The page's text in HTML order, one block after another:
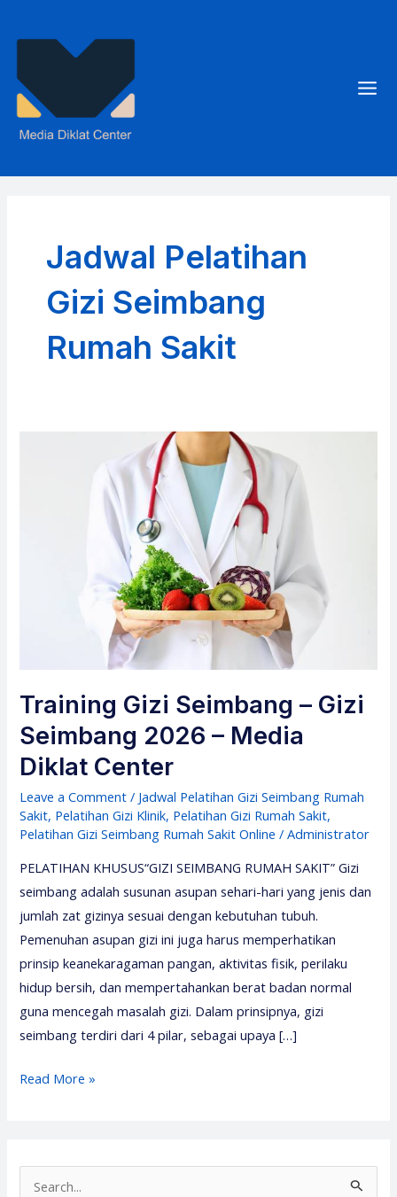
Jadwal Pelatihan
Gizi Seimbang
Rumah Sakit
Training Gizi Seimbang – Gizi
Seimbang 2026 – Media
Diklat Center
Leave a Comment / Jadwal Pelatihan Gizi Seimbang Rumah
Sakit, Pelatihan Gizi Klinik, Pelatihan Gizi Rumah Sakit,
Pelatihan Gizi Seimbang Rumah Sakit Online /Administrator
PELATIHAN KHUSUS“GIZI SEIMBANG RUMAH SAKIT” Gizi
seimbang adalah susunan asupan sehari-hari yang jenis dan
jumlah zat gizinya sesuai dengan kebutuhan tubuh.
Pemenuhan asupan gizi ini juga harus memperhatikan
prinsip keanekaragaman pangan, aktivitas fisik, perilaku
hidup bersih, dan mempertahankan berat badan normal
guna mencegah masalah gizi. Dalam prinsipnya, gizi
seimbang terdiri dari 4 pilar, sebagai upaya […]
Training
Gizi
Read More »